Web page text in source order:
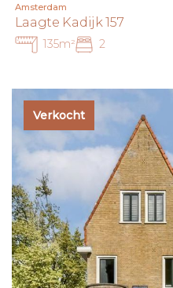
Amsterdam
Laagte Kadijk 157
135m² 2
Verkocht